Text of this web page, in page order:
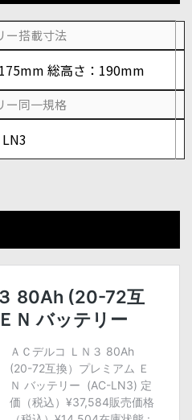
ー搭載寸法
総高さ：190mm
ー同一規格
LN3